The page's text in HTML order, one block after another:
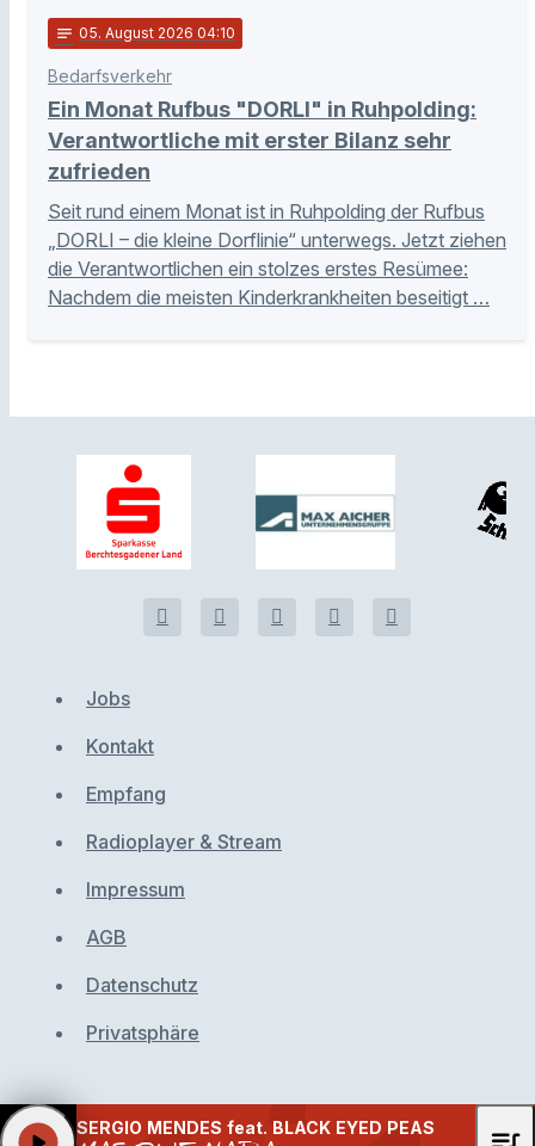
notes 05. August 2026 04:10
Bedarfsverkehr
Ein Monat Rufbus "DORLI" in Ruhpolding:
Verantwortliche mit erster Bilanz sehr
zufrieden
Seit rund einem Monat ist in Ruhpolding der Rufbus
„DORLI – die kleine Dorflinie“ unterwegs. Jetzt ziehen
die Verantwortlichen ein stolzes erstes Resümee:
Nachdem die meisten Kinderkrankheiten beseitigt …
Jobs
Kontakt
Empfang
Radioplayer & Stream
Impressum
AGB
Datenschutz
Privatsphäre
SERGIO MENDES feat. BLACK EYED PEAS